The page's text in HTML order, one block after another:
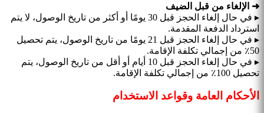
➜ الإلغاء من قبل الضيف
▸ في حال إلغاء الحجز قبل 30 يومًا أو أكثر من تاريخ الوصول، لا يتم
استرداد الدفعة المقدمة.
▸ في حال إلغاء الحجز قبل 21 يومًا من تاريخ الوصول، يتم تحصيل
50٪ من إجمالي تكلفة الإقامة.
▸ في حال إلغاء الحجز قبل 10 أيام أو أقل من تاريخ الوصول، يتم
تحصيل 100٪ من إجمالي تكلفة الإقامة.
الأحكام العامة وقواعد الاستخدام